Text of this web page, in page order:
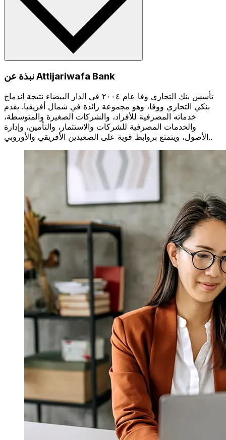
نبذة عن Attijariwafa Bank
تأسس بنك التجاري وفا عام ٢٠٠٤ في الدار البيضاء نتيجة اندماج
بنكي التجاري ووفا، وهو مجموعة رائدة في شمال أفريقيا. يقدم
خدماته المصرفية للأفراد، والشركات الصغيرة والمتوسطة،
والخدمات المصرفية للشركات والاستثمار، والتأمين، وإدارة
الأصول، ويتمتع بروابط قوية على الصعيدين الأفريقي والأوروبي..